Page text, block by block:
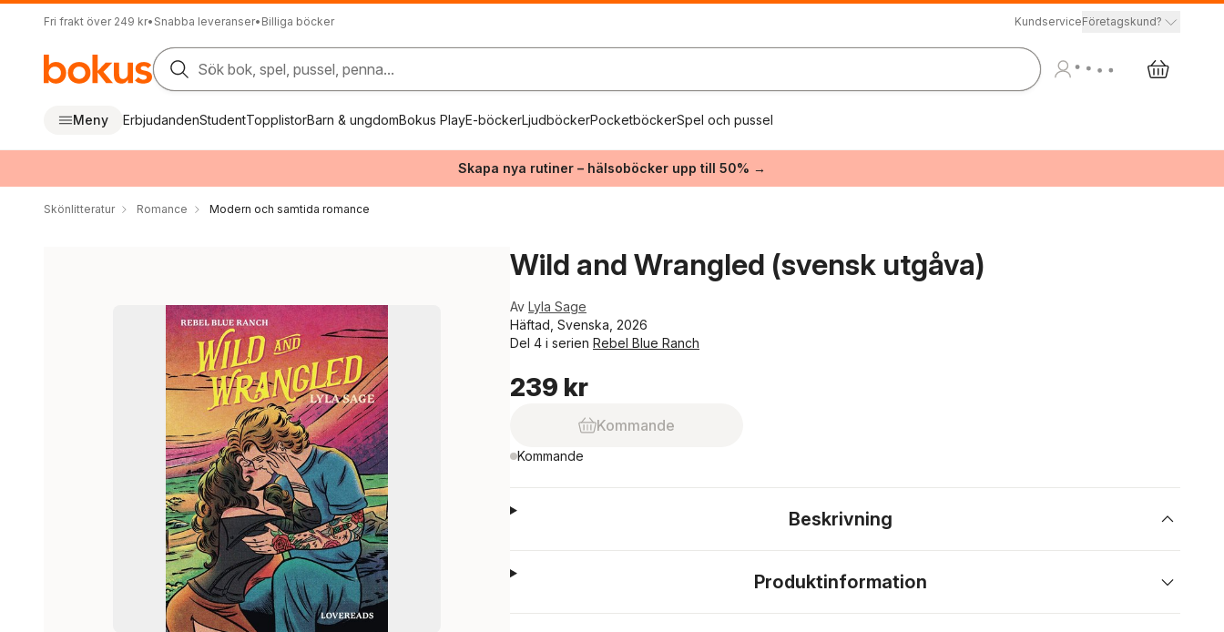
Fri frakt över 249 kr• Snabba leveranser• Billiga böcker KundserviceFöretagskund?
Sök bok, spel, pussel, penna...
Meny ErbjudandenStudentTopplistorBarn & ungdomBokus PlayE-böckerLjudböckerPocketböckerSpel och pussel
Skapa nya rutiner – hälsoböcker upp till 50% →
Skönlitteratur Romance Modern och samtida romance
Wild and Wrangled (svensk utgåva)
Av Lyla Sage
Häftad, Svenska, 2026
Del 4 i serien Rebel Blue Ranch
239 kr
Kommande
Kommande
Beskrivning
Produktinformation